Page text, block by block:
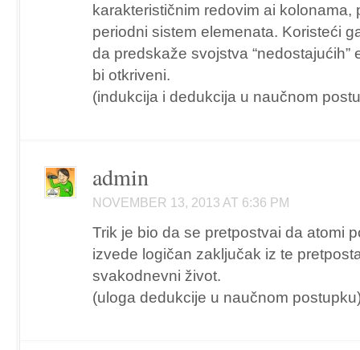
karakterističnim redovim ai kolonama,
periodni sistem elemenata. Koristeći
da predskaže svojstva “nedostajućih”
bi otkriveni.
(indukcija i dedukcija u naučnom
admin
NOVEMBER 13, 2013 AT 6:36 PM
Trik je bio da se pretpostvai da atomi
izvede logičan zaključak iz te
svakodnevni život.
(uloga dedukcije u naučnom